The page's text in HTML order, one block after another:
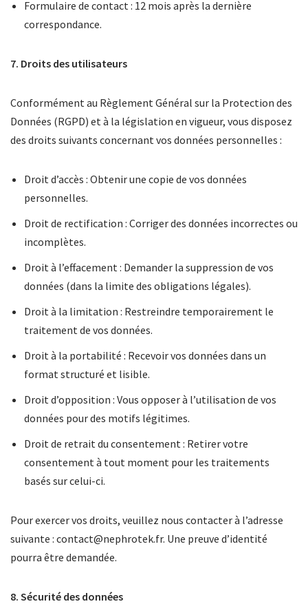
Formulaire de contact : 12 mois après la dernière
correspondance.
7. Droits des utilisateurs
Conformément au Règlement Général sur la Protection des
Données (RGPD) et à la législation en vigueur, vous disposez
des droits suivants concernant vos données personnelles :
Droit d’accès : Obtenir une copie de vos données
personnelles.
Droit de rectification : Corriger des données incorrectes ou
incomplètes.
Droit à l’effacement : Demander la suppression de vos
données (dans la limite des obligations légales).
Droit à la limitation : Restreindre temporairement le
traitement de vos données.
Droit à la portabilité : Recevoir vos données dans un
format structuré et lisible.
Droit d’opposition : Vous opposer à l’utilisation de vos
données pour des motifs légitimes.
Droit de retrait du consentement : Retirer votre
consentement à tout moment pour les traitements
basés sur celui-ci.
Pour exercer vos droits, veuillez nous contacter à l’adresse
suivante : contact@nephrotek.fr. Une preuve d’identité
pourra être demandée.
8. Sécurité des données